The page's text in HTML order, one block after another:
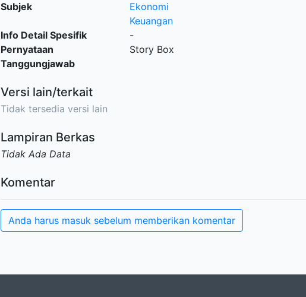
Subjek
Ekonomi
Keuangan
Info Detail Spesifik
-
Pernyataan
Tanggungjawab
Story Box
Versi lain/terkait
Tidak tersedia versi lain
Lampiran Berkas
Tidak Ada Data
Komentar
Anda harus masuk sebelum memberikan komentar